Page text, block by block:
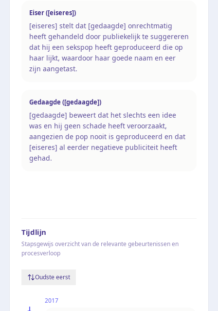
Eiser ([eiseres])
[eiseres] stelt dat [gedaagde] onrechtmatig
heeft gehandeld door publiekelijk te suggereren
dat hij een sekspop heeft geproduceerd die op
haar lijkt, waardoor haar goede naam en eer
zijn aangetast.
Gedaagde ([gedaagde])
[gedaagde] beweert dat het slechts een idee
was en hij geen schade heeft veroorzaakt,
aangezien de pop nooit is geproduceerd en dat
[eiseres] al eerder negatieve publiciteit heeft
gehad.
Tijdlijn
Stapsgewijs overzicht van de relevante gebeurtenissen en
procesverloop
Oudste eerst
2017